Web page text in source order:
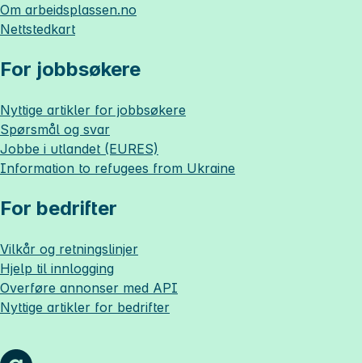
Om arbeidsplassen.no
Nettstedkart
For jobbsøkere
Nyttige artikler for jobbsøkere
Spørsmål og svar
Jobbe i utlandet (EURES)
Information to refugees from Ukraine
For bedrifter
Vilkår og retningslinjer
Hjelp til innlogging
Overføre annonser med API
Nyttige artikler for bedrifter